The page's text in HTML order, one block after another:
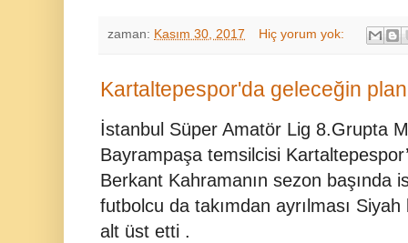
zaman: Kasım 30, 2017 Hiç yorum yok:
Kartaltepespor'da geleceğin
İstanbul Süper Amatör Lig 8.Grupta
Bayrampaşa temsilcisi
Berkant Kahramanın sezon başında
futbolcu da takımdan ayrılması
alt üst etti .